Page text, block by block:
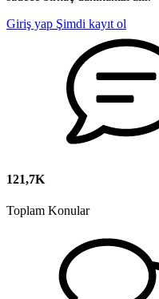
Giriş yap Şimdi kayıt ol
121,7K
Toplam Konular